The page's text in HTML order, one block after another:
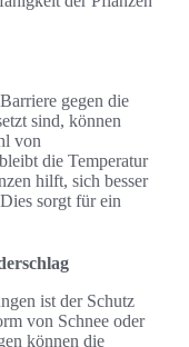
gegen die
sind, können
von
bleibt die Temperatur
hilft, sich besser
sorgt für ein
ist der Schutz
von Schnee oder
können die